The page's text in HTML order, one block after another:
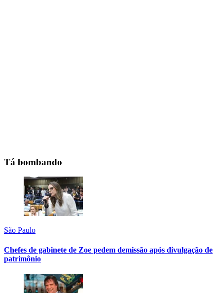
Tá bombando
São Paulo
Chefes de gabinete de Zoe pedem demissão após divulgação de
patrimônio